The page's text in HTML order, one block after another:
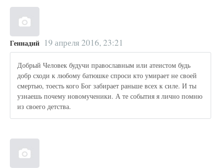
Геннадий 19 апреля 2016, 23:21
Добрый Человек будучи православным или атеистом будь
добр сходи к любому батюшке спроси кто умирает не своей
смертью, тоесть кого Бог забирает раньше всех к силе. И ты
узнаешь почему новомученики. А те события я лично помню
из своего детства.